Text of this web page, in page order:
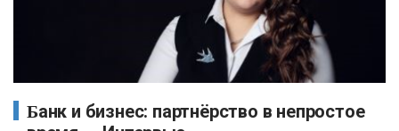
Банк и бизнес: партнёрство в непростое